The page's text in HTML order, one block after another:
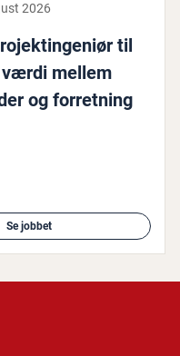
2026
til
mellem
og for­ret­ning
Se jobbet